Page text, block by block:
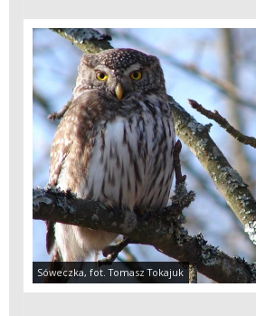
Sóweczka, fot. Tomasz Tokajuk